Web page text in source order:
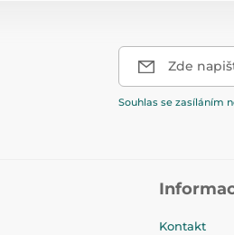
Zde
Souhlas se zasíláním
Kontakt